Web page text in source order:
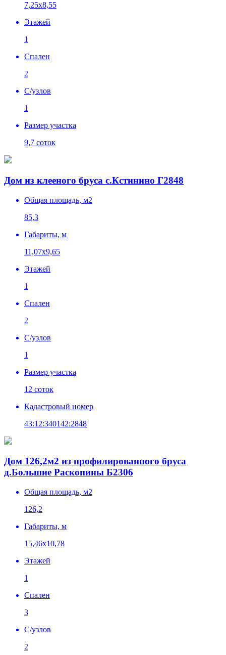
7,25х8,55
Этажей
1
Спален
2
C/узлов
1
Размер участка
9,7 соток
Дом из клееного бруса с.Кстинино Г2848
Общая площадь, м2
85,3
Габариты, м
11,07х9,65
Этажей
1
Спален
2
C/узлов
1
Размер участка
12 соток
Кадастровый номер
43:12:340142:2848
Дом 126,2м2 из профилированного бруса
д.Большие Раскопины Б2306
Общая площадь, м2
126,2
Габариты, м
15,46х10,78
Этажей
1
Спален
3
C/узлов
2